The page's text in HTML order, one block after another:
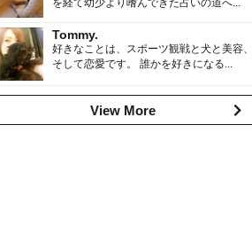
を経て幼少より嗜んできた占いの道へ...
Tommy.
好きなことは、スポーツ観戦と犬と美容、
そして恋愛です。 誰かを好きになる...
View More